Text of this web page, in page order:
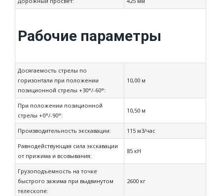
Рабочие параметры
Досягаемость стрелы по
горизонтали при положении
позиционной стрелы +30°/-60°:
10,00 м
При положении позиционной
стрелы +0°/-90°:
10,50 м
Производительность экскавации: 115 м3/час
Равнодействующая сила экскавации
от прижима и всовывания:
85 кН
Грузоподъемность на точке
быстрого зажима при выдвинутом
телескопе:
2600 кг